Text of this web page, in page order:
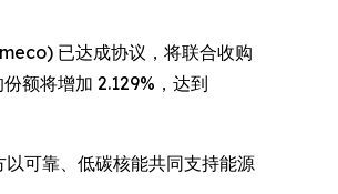
已达成协议，将联合收购
额将增加 2.129%，达到
可靠、低碳核能共同支持能源